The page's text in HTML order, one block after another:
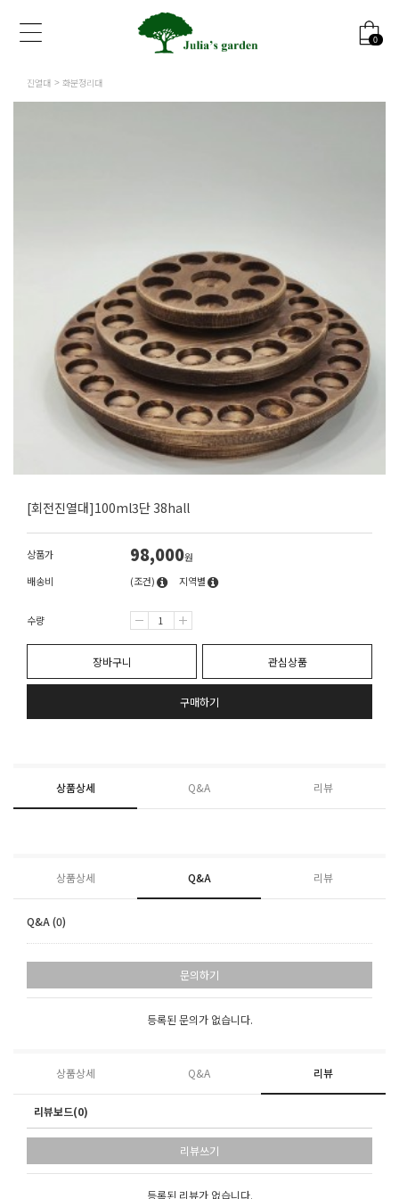
0
진열대 화분정리대
[회전진열대]100ml3단 38hall
상품가 98,000원
배송비
(조건) 지역별
수량
장바구니 관심상품
구매하기
상품상세 Q&A 리뷰
상품상세 Q&A 리뷰
Q&A (0)
문의하기
등록된 문의가 없습니다.
상품상세 Q&A 리뷰
리뷰보드(0)
리뷰쓰기
등록된 리뷰가 없습니다.